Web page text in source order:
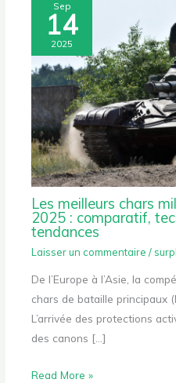
Sep
14
2025
Les meilleurs chars
2025 : comparatif,
tendances
Laisser un commentaire /
De l’Europe à l’Asie, la
chars de bataille principaux
L’arrivée des protections
des canons […]
Read More »